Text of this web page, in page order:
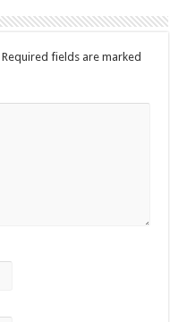
Required fields are marked